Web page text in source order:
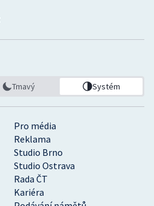
Pro média
Reklama
Studio Brno
Studio Ostrava
Rada ČT
Kariéra
Tmavý Systém